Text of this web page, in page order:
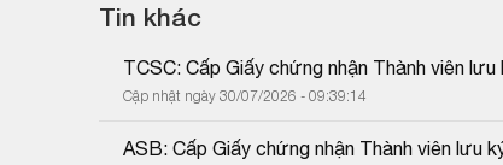
Tin khác
TCSC: Cấp Giấy chứng nhận Thành viên
Cập nhật ngày 30/07/2026 - 09:39:14
ASB: Cấp Giấy chứng nhận Thành viên lưu